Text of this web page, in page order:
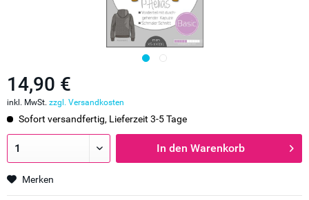
14,90 €
inkl. MwSt. zzgl. Versandkosten
Sofort versandfertig, Lieferzeit 3-5 Tage
In den Warenkorb
Merken